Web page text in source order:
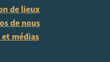
de lieux
de nous
et médias